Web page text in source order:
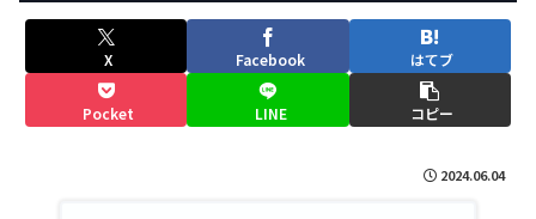
X Facebook はてブ
Pocket LINE コピー
2024.06.04